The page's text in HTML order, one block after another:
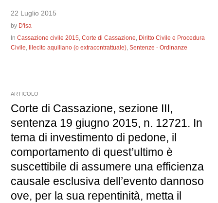
22 Luglio 2015
by D'Isa
InCassazione civile 2015,Corte di Cassazione, Diritto Civile e Procedura
Civile, Illecito aquiliano (o extracontrattuale),Sentenze - Ordinanze
ARTICOLO
Corte di Cassazione, sezione III,
sentenza 19 giugno 2015, n. 12721. In
tema di investimento di pedone, il
comportamento di quest’ultimo è
suscettibile di assumere una efficienza
causale esclusiva dell’evento dannoso
ove, per la sua repentinità, metta il